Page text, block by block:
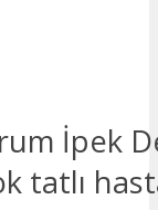
İpek
tatlı